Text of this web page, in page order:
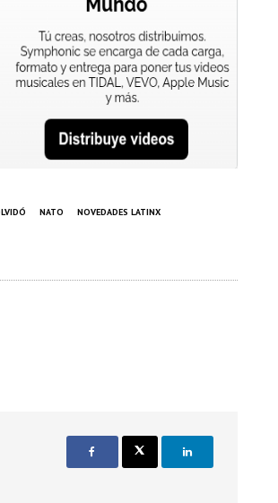
NATO NOVEDADES LATINX